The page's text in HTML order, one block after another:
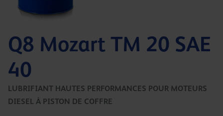
Q8 Mozart TM 20 SAE
40
LUBRIFIANT HAUTES PERFORMANCES POUR MOTEURS
DIESEL À PISTON DE COFFRE